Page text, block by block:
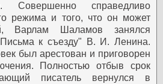
Совершенно справедливо
режима и того, что он может
Варлам Шаламов занялся
к съезду" В. И. Ленина.
был арестован и приговорен
Полностью отбыв срок
писатель вернулся в